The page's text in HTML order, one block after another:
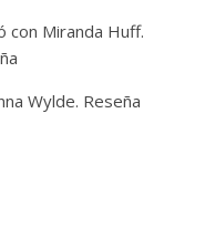
con Miranda Huff.
Wylde. Reseña